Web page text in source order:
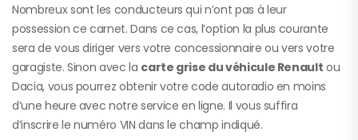
Nombreux sont les conducteurs qui n’ont pas à leur
possession ce carnet. Dans ce cas, l’option la plus courante
sera de vous diriger vers votre concessionnaire ou vers votre
garagiste. Sinon avec la carte grise du véhicule Renault ou
Dacia, vous pourrez obtenir votre code autoradio en moins
d’une heure avec notre service en ligne. Il vous suffira
d’inscrire le numéro VIN dans le champ indiqué.